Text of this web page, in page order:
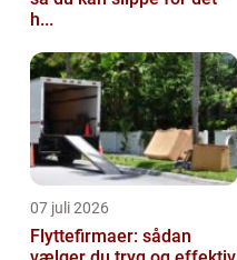
h...
07 juli 2026
Flyttefirmaer: sådan